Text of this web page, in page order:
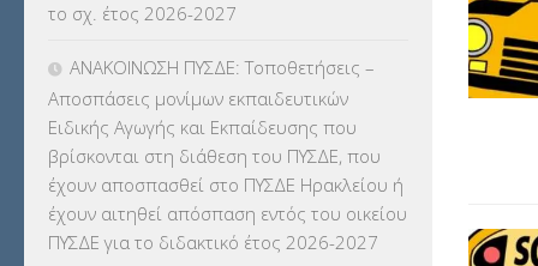
ΕΠΙΜΟΡΦΩΣΗ Τ.Π.Ε.
ΕΥΡΩΠΑΪΚΑ ΠΡΟΓΡΑΜΜΑΤΑ(230)
ΚΕΣΥ(60)
ΚΕΣΥΠ (109)
ΚΠγ – ΚΡΑΤΙΚΟ ΠΙΣΤΟΠΟΙΗΤΙΚΟ
το σχ. έτος 2026-2027
ΑΝΑΚΟΙΝΩΣΗ ΠΥΣΔΕ: Τοποθετήσεις –
Αποσπάσεις μονίμων εκπαιδευτικών
Ειδικής Αγωγής και Εκπαίδευσης που
βρίσκονται στη διάθεση του ΠΥΣΔΕ, που
έχουν αποσπασθεί στο ΠΥΣΔΕ Ηρακλείου ή
έχουν αιτηθεί απόσπαση εντός του οικείου
ΠΥΣΔΕ για το διδακτικό έτος 2026-2027